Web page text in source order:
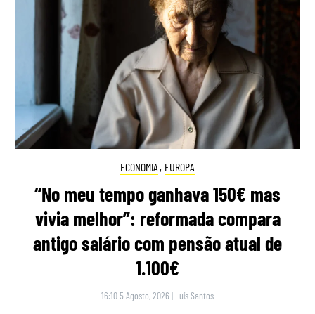
ECONOMIA , EUROPA
“No meu tempo ganhava 150€ mas
vivia melhor”: reformada compara
antigo salário com pensão atual de
1.100€
16:10 5 Agosto, 2026 | Luís Santos